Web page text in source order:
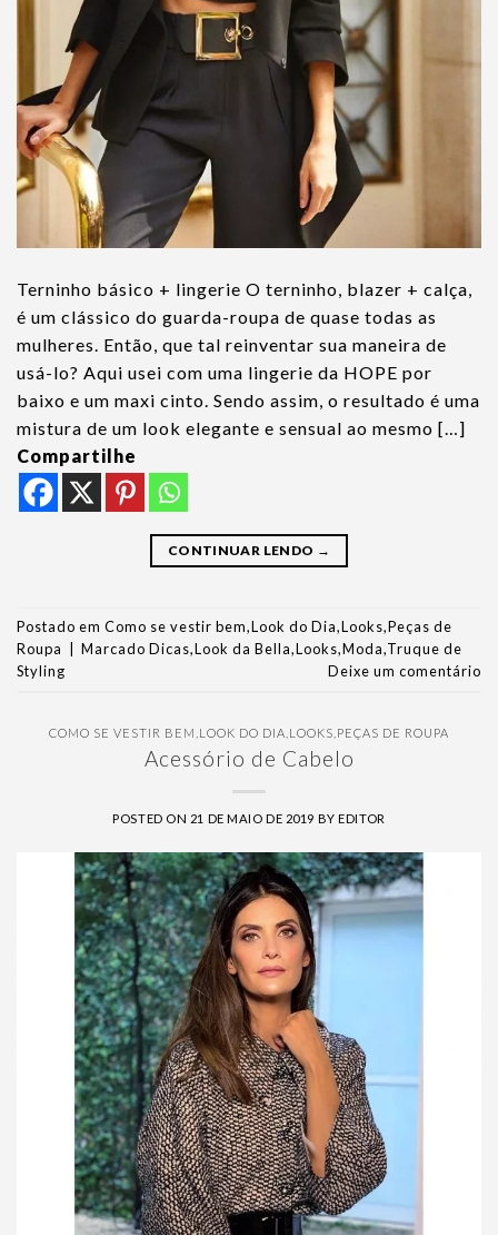
Terninho básico + lingerie O terninho, blazer + calça,
é um clássico do guarda-roupa de quase todas as
mulheres. Então, que tal reinventar sua maneira de
usá-lo? Aqui usei com uma lingerie da HOPE por
baixo e um maxi cinto. Sendo assim, o resultado é uma
mistura de um look elegante e sensual ao mesmo […]
Compartilhe
CONTINUAR LENDO →
Postado em Como se vestir bem,Look do Dia,Looks,Peças de
Roupa
Marcado Dicas,Look da Bella,Looks,Moda,Truque de
Styling
Deixe um comentário
COMO SE VESTIR BEM LOOK DO DIA LOOKS PEÇAS DE ROUPA
Acessório de Cabelo
POSTED ON 21 DE MAIO DE 2019 BYEDITOR